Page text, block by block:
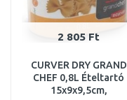
2 805 Ft
CURVER DRY GRAND
CHEF 0,8L Ételtartó
15x9x9,5cm,